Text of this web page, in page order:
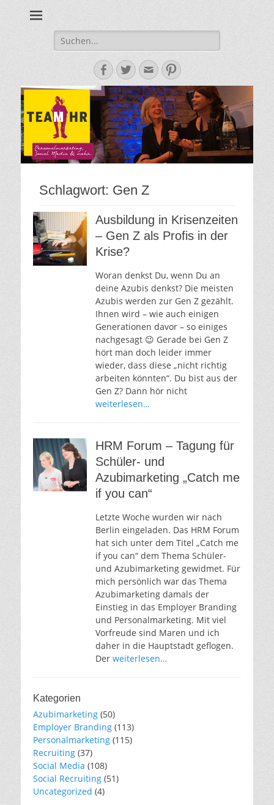
Blog
Suche
nach:
Facebook
Twitter
E-
Mail-
Adresse
Pinterest
Schlagwort: Gen Z
Ausbildung in Krisenzeiten
– Gen Z als Profis in der
Krise?
Woran denkst Du, wenn Du an
deine Azubis denkst? Die meisten
Azubis werden zur Gen Z gezählt.
Ihnen wird – wie auch einigen
Generationen davor – so einiges
nachgesagt 😉 Gerade bei Gen Z
hört man doch leider immer
wieder, dass diese „nicht richtig
arbeiten könnten“. Du bist aus der
Gen Z? Dann hör nicht
weiterlesen…
HRM Forum – Tagung für
Schüler- und
Azubimarketing „Catch me
if you can“
Letzte Woche wurden wir nach
Berlin eingeladen. Das HRM Forum
hat sich unter dem Titel „Catch me
if you can“ dem Thema Schüler-
und Azubimarketing gewidmet. Für
mich persönlich war das Thema
Azubimarketing damals der
Einstieg in das Employer Branding
und Personalmarketing. Mit viel
Vorfreude sind Maren und ich
daher in die Hauptstadt geflogen.
Der weiterlesen…
Kategorien
Azubimarketing (50)
Employer Branding (113)
Personalmarketing (115)
Recruiting (37)
Social Media (108)
Social Recruiting (51)
Uncategorized (4)